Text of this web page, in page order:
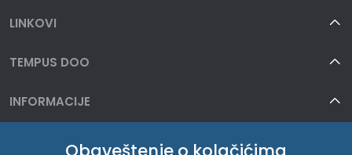
LINKOVI
TEMPUS DOO
INFORMACIJE